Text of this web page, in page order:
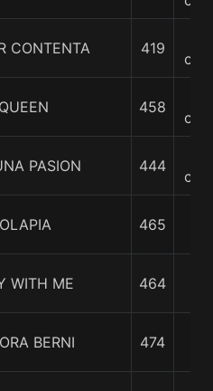
CONTENTA 419
458
PASION 444
465
WITH ME 464
BERNI 474